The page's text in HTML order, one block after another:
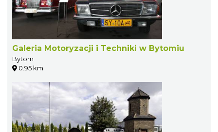
Galeria Motoryzacji i Techniki w Bytomiu
Bytom
0.95 km